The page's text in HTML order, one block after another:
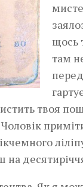
щось
там
твоя